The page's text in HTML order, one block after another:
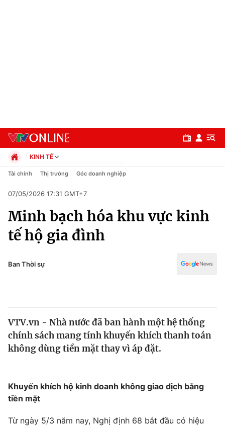
Chuyên mục
Chính trị
Thế giới
Thế giới đó đây
Câu chuyện quốc tế
Tài chính
Thị trường
Dữ liệu và đời sống
KINH TẾ
Chính trị
Pháp luật
Kinh tế
Thể thao
Truyền hình
Y tế
Tài chính Thị trường Góc doanh nghiệp
07/05/2026 17:31 GMT+7
Minh bạch hóa khu vực kinh
tế hộ gia đình
Ban Thời sự
VTV.vn - Nhà nước đã ban hành một hệ thống
chính sách mang tính khuyến khích thanh toán
không dùng tiền mặt thay vì áp đặt.
Khuyến khích hộ kinh doanh không giao dịch bằng
tiền mặt
Từ ngày 5/3 năm nay, Nghị định 68 bắt đầu có hiệu